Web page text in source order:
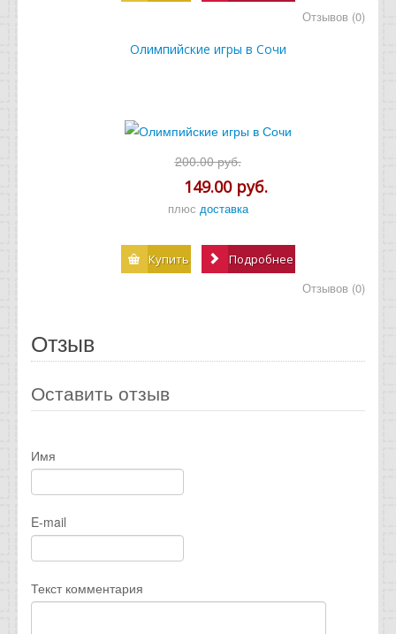
Отзывов (0)
Олимпийские игры в Сочи
200.00 руб.
149.00 руб.
плюс доставка
Купить Подробнее
Отзывов (0)
Отзыв
Оставить отзыв
Имя
E-mail
Текст комментария